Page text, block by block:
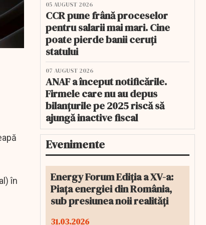
în
05 AUGUST 2026
CCR pune frână proceselor
pentru salarii mai mari. Cine
poate pierde banii ceruți
statului
07 AUGUST 2026
ANAF a început notificările.
Firmele care nu au depus
bilanțurile pe 2025 riscă să
ajungă inactive fiscal
Evenimente
Energy Forum Ediția a XV-a:
Piața energiei din România,
sub presiunea noii realități
31.03.2026